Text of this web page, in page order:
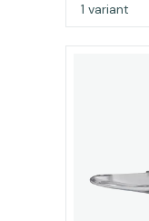
1 variant